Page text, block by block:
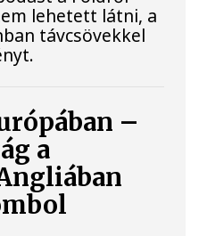
lehetett látni, a
távcsövekkel
–
a